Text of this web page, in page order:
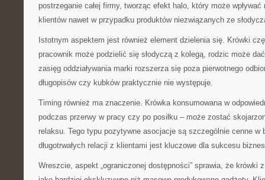
postrzeganie całej firmy, tworząc efekt halo, który może
klientów nawet w przypadku produktów niezwiązanych ze
Istotnym aspektem jest również element dzielenia się. Krówki
pracownik może podzielić się słodyczą z kolegą, rodzic może
zasięg oddziaływania marki rozszerza się poza pierwotnego
długopisów czy kubków praktycznie nie występuje.
Timing również ma znaczenie. Krówka konsumowana w
podczas przerwy w pracy czy po posiłku – może zostać
relaksu. Tego typu pozytywne asocjacje są szczególnie cenne w
długotrwałych relacji z klientami jest kluczowe dla sukcesu
Wreszcie, aspekt „ograniczonej dostępności” sprawia, że krówki